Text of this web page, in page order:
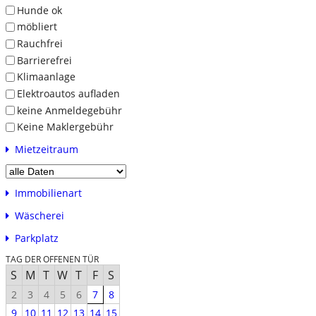
Hunde ok
möbliert
Rauchfrei
Barrierefrei
Klimaanlage
Elektroautos aufladen
keine Anmeldegebühr
Keine Maklergebühr
Mietzeitraum
Immobilienart
Wäscherei
Parkplatz
TAG DER OFFENEN TÜR
S M T W T F S
2 3 4 5 6 7
8
9
10 11 12 13 14 15